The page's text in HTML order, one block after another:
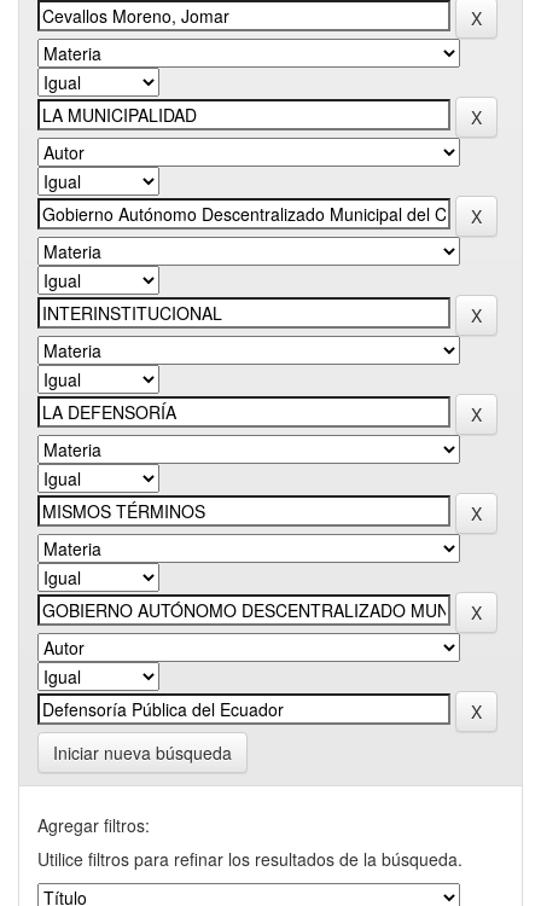
Iniciar nueva búsqueda
Agregar filtros:
Utilice filtros para refinar los resultados de la búsqueda.